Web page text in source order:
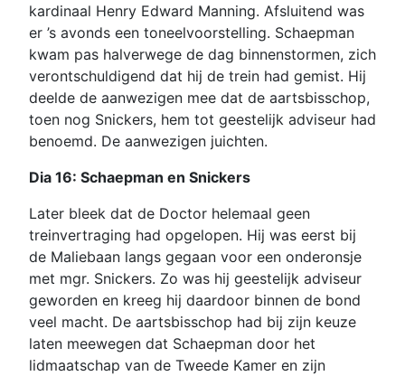
kardinaal Henry Edward Manning. Afsluitend was
er ’s avonds een toneelvoorstelling. Schaepman
kwam pas halverwege de dag binnenstormen, zich
verontschuldigend dat hij de trein had gemist. Hij
deelde de aanwezigen mee dat de aartsbisschop,
toen nog Snickers, hem tot geestelijk adviseur had
benoemd. De aanwezigen juichten.
Dia 16: Schaepman en Snickers
Later bleek dat de Doctor helemaal geen
treinvertraging had opgelopen. Hij was eerst bij
de Maliebaan langs gegaan voor een onderonsje
met mgr. Snickers. Zo was hij geestelijk adviseur
geworden en kreeg hij daardoor binnen de bond
veel macht. De aartsbisschop had bij zijn keuze
laten meewegen dat Schaepman door het
lidmaatschap van de Tweede Kamer en zijn